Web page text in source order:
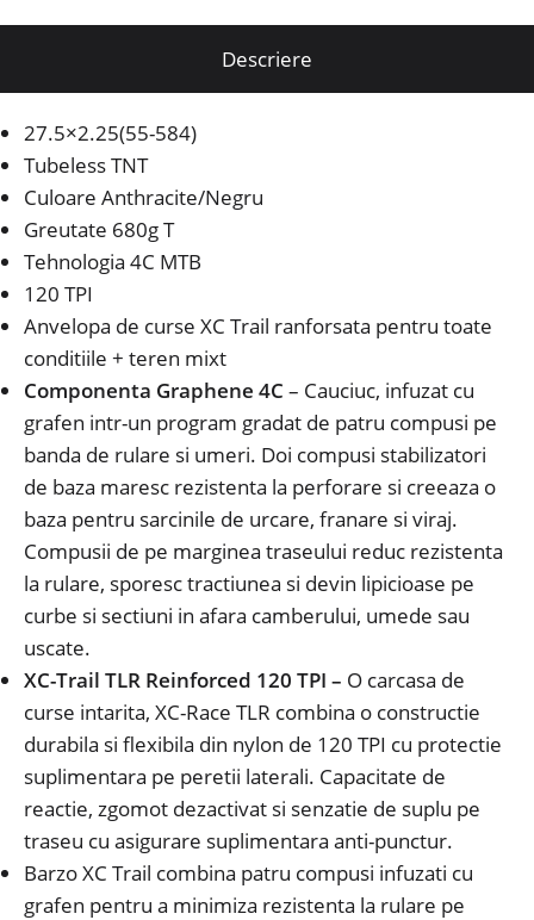
Descriere
27.5×2.25(55-584)
Tubeless TNT
Culoare Anthracite/Negru
Greutate 680g T
Tehnologia 4C MTB
120 TPI
Anvelopa de curse XC Trail ranforsata pentru toate
conditiile + teren mixt
Componenta Graphene 4C – Cauciuc, infuzat cu
grafen intr-un program gradat de patru compusi pe
banda de rulare si umeri. Doi compusi stabilizatori
de baza maresc rezistenta la perforare si creeaza o
baza pentru sarcinile de urcare, franare si viraj.
Compusii de pe marginea traseului reduc rezistenta
la rulare, sporesc tractiunea si devin lipicioase pe
curbe si sectiuni in afara camberului, umede sau
uscate.
XC-Trail TLR Reinforced 120 TPI – O carcasa de
curse intarita, XC-Race TLR combina o constructie
durabila si flexibila din nylon de 120 TPI cu protectie
suplimentara pe peretii laterali. Capacitate de
reactie, zgomot dezactivat si senzatie de suplu pe
traseu cu asigurare suplimentara anti-punctur.
Barzo XC Trail combina patru compusi infuzati cu
grafen pentru a minimiza rezistenta la rulare pe